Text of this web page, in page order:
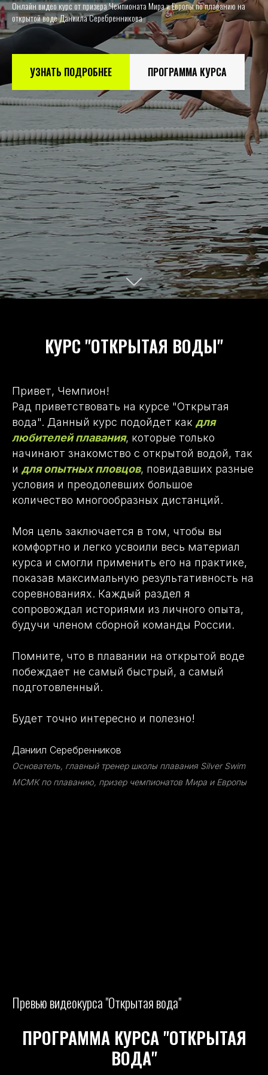
Онлайн видео курс от призера Чемпионата Мира и Европы по плаванию на
открытой воде Даниила Серебренникова
УЗНАТЬ ПОДРОБНЕЕ ПРОГРАММА КУРСА
КУРС "ОТКРЫТАЯ ВОДЫ"
Привет, Чемпион!
Рад приветствовать на курсе "Открытая
вода". Данный курс подойдет как для
любителей плавания, которые только
начинают знакомство с открытой водой, так
и для опытных пловцов, повидавших разные
условия и преодолевших большое
количество многообразных дистанций.
Моя цель заключается в том, чтобы вы
комфортно и легко усвоили весь материал
курса и смогли применить его на практике,
показав максимальную результативность на
соревнованиях. Каждый раздел я
сопровождал историями из личного опыта,
будучи членом сборной команды России.
Помните, что в плавании на открытой воде
побеждает не самый быстрый, а самый
подготовленный.
Будет точно интересно и полезно!
Даниил Серебренников
Основатель, главный тренер школы плавания Silver Swim
МСМК по плаванию, призер чемпионатов Мира и Европы
Превью видеокурса "Открытая вода"
ПРОГРАММА КУРСА "ОТКРЫТАЯ
ВОДА"